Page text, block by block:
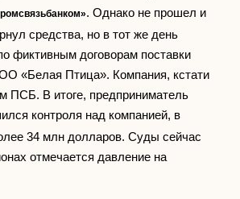
. Однако не прошел и
средства, но в тот же день
фиктивным договорам поставки
«Белая Птица». Компания, кстати
ПСБ. В итоге, предприниматель
контроля над компанией, в
34 млн долларов. Суды сейчас
отмечается давление на